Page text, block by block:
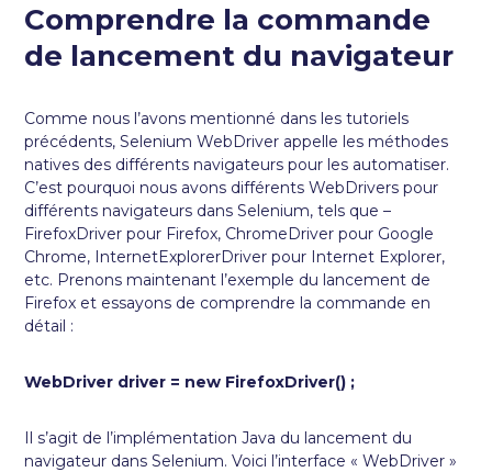
Comprendre la commande
de lancement du navigateur
Comme nous l’avons mentionné dans les tutoriels
précédents, Selenium WebDriver appelle les méthodes
natives des différents navigateurs pour les automatiser.
C’est pourquoi nous avons différents WebDrivers pour
différents navigateurs dans Selenium, tels que –
FirefoxDriver pour Firefox, ChromeDriver pour Google
Chrome, InternetExplorerDriver pour Internet Explorer,
etc. Prenons maintenant l’exemple du lancement de
Firefox et essayons de comprendre la commande en
détail :
WebDriver driver = new FirefoxDriver() ;
Il s’agit de l’implémentation Java du lancement du
navigateur dans Selenium. Voici l’interface « WebDriver »